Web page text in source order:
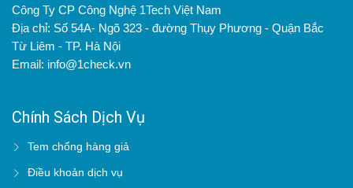
Công Ty CP Công Nghệ 1Tech Việt Nam
Địa chỉ: Số 54A- Ngõ 323 - đường Thụy Phương - Quận Bắc
Từ Liêm - TP. Hà Nội
Email: info@1check.vn
Chính Sách Dịch Vụ
Tem chống hàng giả
Điều khoản dịch vụ